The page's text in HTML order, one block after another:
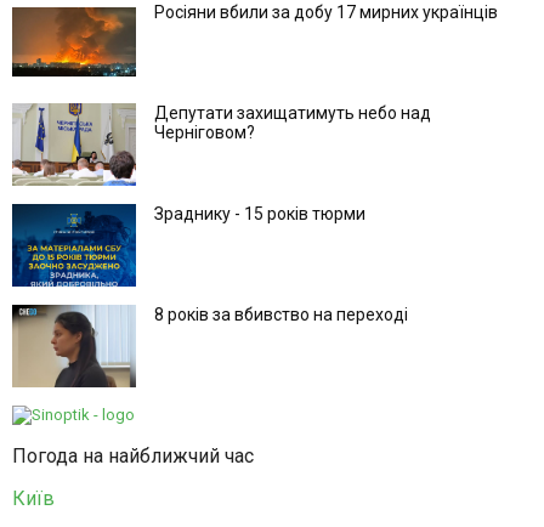
Росіяни вбили за добу 17 мирних українців
Депутати захищатимуть небо над
Черніговом?
Зраднику - 15 років тюрми
8 років за вбивство на переході
Погода на найближчий час
Київ